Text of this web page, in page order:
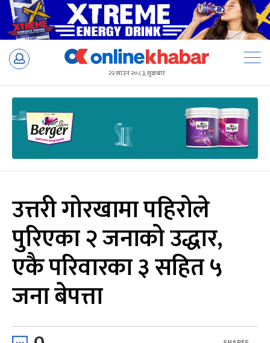
Skip
२२ साउन २०८३, शुक्रबार
उत्तरी गोरखामा पहिरोले
पुरिएका २ जनाको उद्धार,
एकै परिवारका ३ सहित ५
जना बेपत्ता